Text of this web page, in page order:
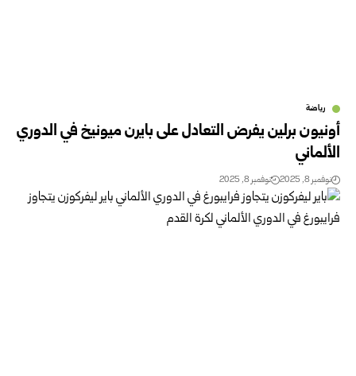
رياضة
أونيون برلين يفرض التعادل على بايرن ميونيخ في الدوري
الألماني
نوفمبر 8, 2025 نوفمبر 8, 2025